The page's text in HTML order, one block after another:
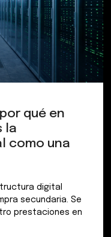
qué en
la
como una
digital
secundaria. Se
prestaciones en